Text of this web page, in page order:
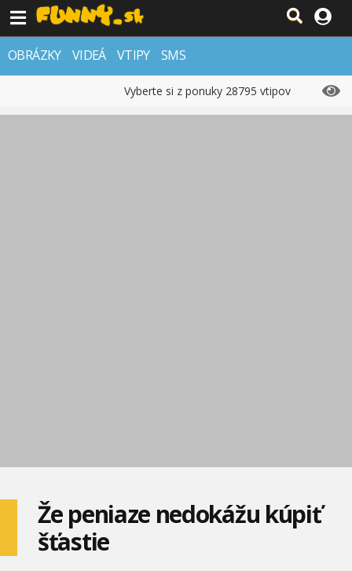
OBRÁZKY VIDEÁ VTIPY SMS
Vyberte si z ponuky 28795 vtipov
Že peniaze nedokážu kúpiť
šťastie